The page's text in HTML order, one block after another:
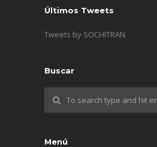
Últimos Tweets
Tweets by SOCHITRAN
Buscar
Menú